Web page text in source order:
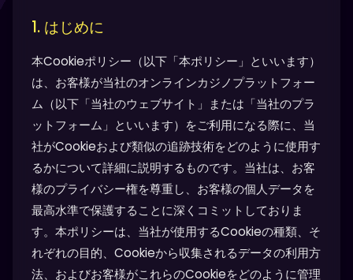
1. はじめに
本Cookieポリシー（以下「本ポリシー」といいます）
は、お客様が当社のオンラインカジノプラットフォー
ム（以下「当社のウェブサイト」または「当社のプラ
ットフォーム」といいます）をご利用になる際に、当
社がCookieおよび類似の追跡技術をどのように使用す
るかについて詳細に説明するものです。当社は、お客
様のプライバシー権を尊重し、お客様の個人データを
最高水準で保護することに深くコミットしておりま
す。本ポリシーは、当社が使用するCookieの種類、そ
れぞれの目的、Cookieから収集されるデータの利用方
法、およびお客様がこれらのCookieをどのように管理